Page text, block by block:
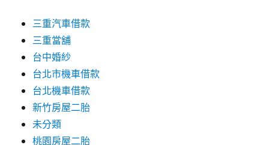
三重汽車借款
三重當舖
台中婚紗
台北市機車借款
台北機車借款
新竹房屋二胎
未分類
桃園房屋二胎